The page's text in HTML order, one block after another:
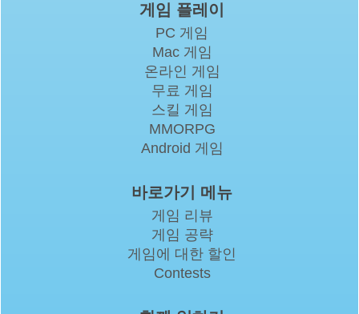
게임 플레이
PC 게임
Mac 게임
온라인 게임
무료 게임
스킬 게임
MMORPG
Android 게임
바로가기 메뉴
게임 리뷰
게임 공략
게임에 대한 할인
Contests